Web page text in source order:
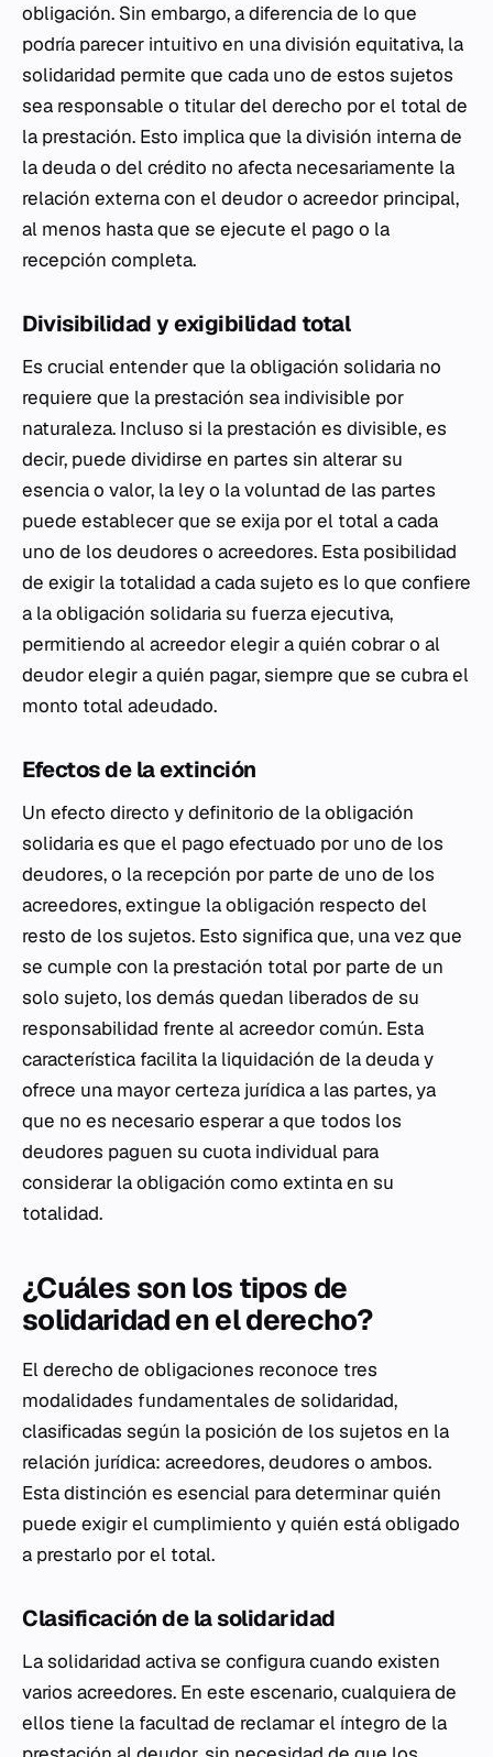
obligación. Sin embargo, a diferencia de lo que
podría parecer intuitivo en una división equitativa, la
solidaridad permite que cada uno de estos sujetos
sea responsable o titular del derecho por el total de
la prestación. Esto implica que la división interna de
la deuda o del crédito no afecta necesariamente la
relación externa con el deudor o acreedor principal,
al menos hasta que se ejecute el pago o la
recepción completa.
Divisibilidad y exigibilidad total
Es crucial entender que la obligación solidaria no
requiere que la prestación sea indivisible por
naturaleza. Incluso si la prestación es divisible, es
decir, puede dividirse en partes sin alterar su
esencia o valor, la ley o la voluntad de las partes
puede establecer que se exija por el total a cada
uno de los deudores o acreedores. Esta posibilidad
de exigir la totalidad a cada sujeto es lo que confiere
a la obligación solidaria su fuerza ejecutiva,
permitiendo al acreedor elegir a quién cobrar o al
deudor elegir a quién pagar, siempre que se cubra el
monto total adeudado.
Efectos de la extinción
Un efecto directo y definitorio de la obligación
solidaria es que el pago efectuado por uno de los
deudores, o la recepción por parte de uno de los
acreedores, extingue la obligación respecto del
resto de los sujetos. Esto significa que, una vez que
se cumple con la prestación total por parte de un
solo sujeto, los demás quedan liberados de su
responsabilidad frente al acreedor común. Esta
característica facilita la liquidación de la deuda y
ofrece una mayor certeza jurídica a las partes, ya
que no es necesario esperar a que todos los
deudores paguen su cuota individual para
considerar la obligación como extinta en su
totalidad.
¿Cuáles son los tipos de
solidaridad en el derecho?
El derecho de obligaciones reconoce tres
modalidades fundamentales de solidaridad,
clasificadas según la posición de los sujetos en la
relación jurídica: acreedores, deudores o ambos.
Esta distinción es esencial para determinar quién
puede exigir el cumplimiento y quién está obligado
a prestarlo por el total.
Clasificación de la solidaridad
La solidaridad activa se configura cuando existen
varios acreedores. En este escenario, cualquiera de
ellos tiene la facultad de reclamar el íntegro de la